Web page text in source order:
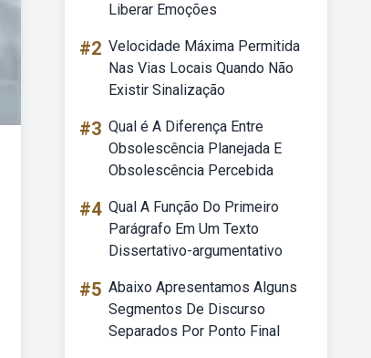
Liberar Emoções
#2 Velocidade Máxima Permitida
Nas Vias Locais Quando Não
Existir Sinalização
#3 Qual é A Diferença Entre
Obsolescência Planejada E
Obsolescência Percebida
#4 Qual A Função Do Primeiro
Parágrafo Em Um Texto
Dissertativo-argumentativo
#5 Abaixo Apresentamos Alguns
Segmentos De Discurso
Separados Por Ponto Final